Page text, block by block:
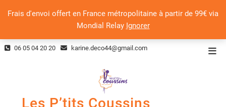
Frais d'envoi offert en France métropolitaine à partir de 99€ via
Mondial Relay Ignorer
Skip 06 05 04 20 20 karine.deco44@gmail.com
Les P’tits Coussins